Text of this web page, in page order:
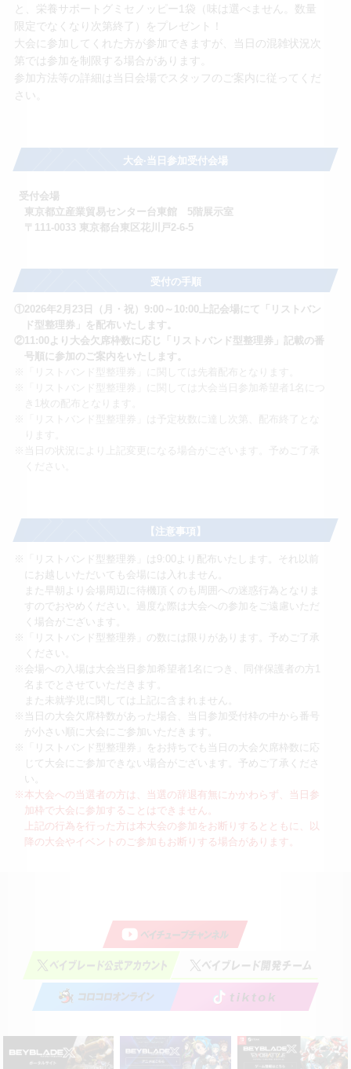
と、栄養サポートグミセノッピー1袋（味は選べません。数量
限定でなくなり次第終了）をプレゼント！
大会に参加してくれた方が参加できますが、当日の混雑状況次
第では参加を制限する場合があります。
参加方法等の詳細は当日会場でスタッフのご案内に従ってくだ
さい。
大会·当日参加受付会場
受付会場
東京都立産業貿易センター台東館 5階展示室
〒111-0033 東京都台東区花川戸2-6-5
受付の手順
①2026年2月23日（月・祝）9:00～10:00上記会場にて「リストバン
ド型整理券」を配布いたします。
②11:00より大会欠席枠数に応じ「リストバンド型整理券」記載の番
号順に参加のご案内をいたします。
※「リストバンド型整理券」に関しては先着配布となります。
※「リストバンド型整理券」に関しては大会当日参加希望者1名につ
き1枚の配布となります。
※「リストバンド型整理券」は予定枚数に達し次第、配布終了とな
※当日の状況により上記変更になる場合がございます。予めご了承
【注意事項】
※「リストバンド型整理券」は9:00より配布いたします。それ以前
にお越しいただいても会場には入れません。
また早朝より会場周辺に待機頂くのも周囲への迷惑行為となりま
すのでおやめください。過度な際は大会への参加をご遠慮いただ
く場合がございます。
※「リストバンド型整理券」の数には限りがあります。予めご了承
ください。
※会場への入場は大会当日参加希望者1名につき、同伴保護者の方1
名までとさせていただきます。
また未就学児に関しては上記に含まれません。
※当日の大会欠席枠数があった場合、当日参加受付枠の中から番号
が小さい順に大会にご参加いただきます。
※「リストバンド型整理券」をお持ちでも当日の大会欠席枠数に応
じて大会にご参加できない場合がございます。予めご了承くださ
い。
※本大会への当選者の方は、当選の辞退有無にかかわらず、当日参
加枠で大会に参加することはできません。
上記の行為を行った方は本大会の参加をお断りするとともに、以
降の大会やイベントのご参加もお断りする場合があります。